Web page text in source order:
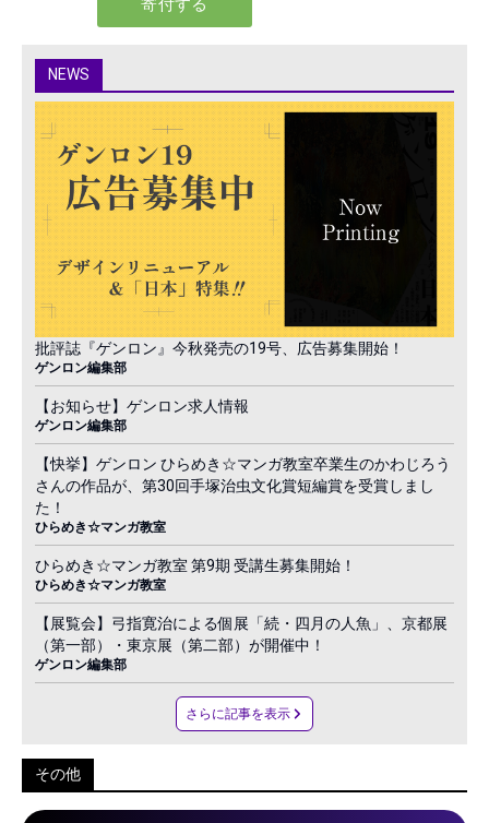
NEWS
批評誌『ゲンロン』今秋発売の19号、広告募集開始！
ゲンロン編集部
【お知らせ】ゲンロン求人情報
ゲンロン編集部
【快挙】ゲンロン ひらめき☆マンガ教室卒業生のかわじろう
さんの作品が、第30回手塚治虫文化賞短編賞を受賞しまし
た！
ひらめき☆マンガ教室
ひらめき☆マンガ教室 第9期 受講生募集開始！
ひらめき☆マンガ教室
【展覧会】弓指寛治による個展「続・四月の人魚」、京都展
（第一部）・東京展（第二部）が開催中！
ゲンロン編集部
さらに記事を表示
その他